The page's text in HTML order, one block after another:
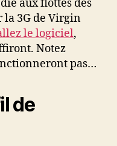
aux flottes des
3G de Virgin
le logiciel,
Notez
pas…
de